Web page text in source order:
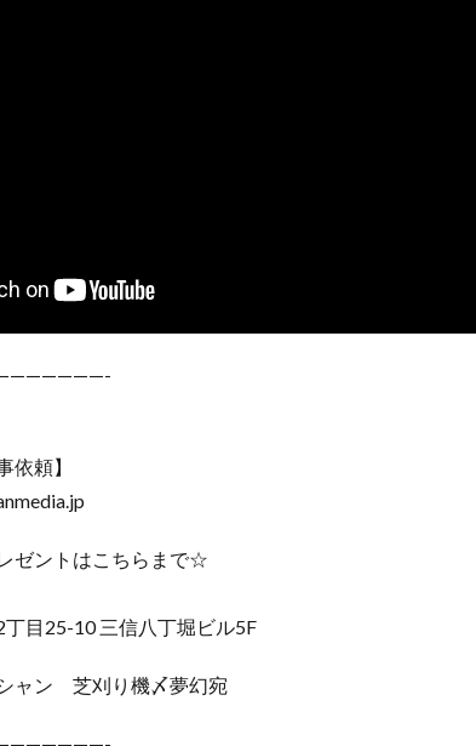
依頼】
ゼントはこちらまで☆
目25-10 三信八丁堀ビル5F
ャン 芝刈り機〆夢幻宛